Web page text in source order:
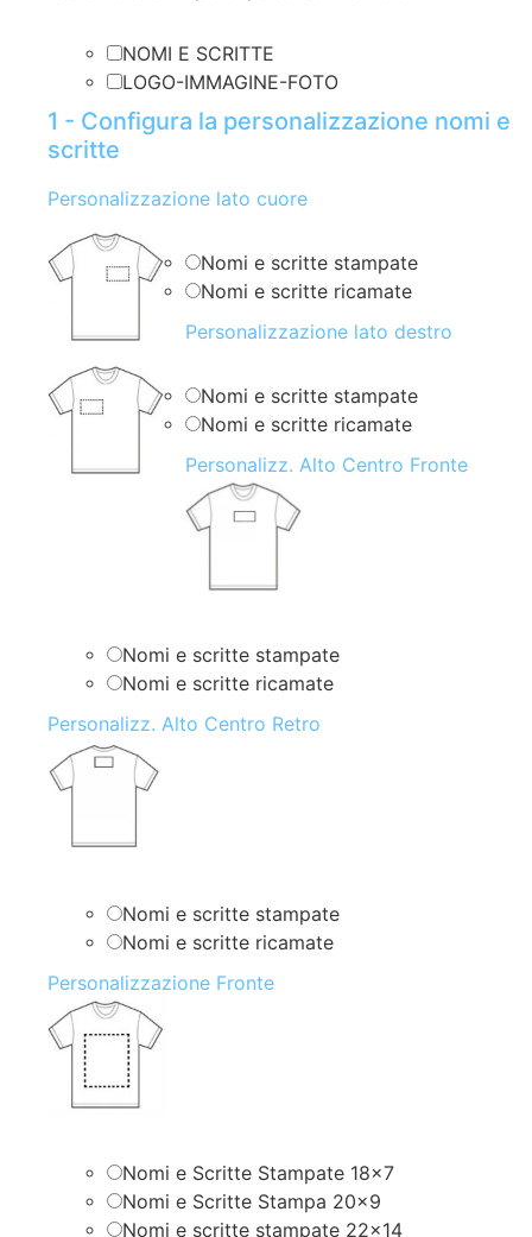
NOMI E SCRITTE
LOGO-IMMAGINE-FOTO
1 - Configura la personalizzazione nomi e
scritte
Personalizzazione lato cuore
Nomi e scritte stampate
Nomi e scritte ricamate
Personalizzazione lato destro
Nomi e scritte stampate
Nomi e scritte ricamate
Personalizz. Alto Centro Fronte
Nomi e scritte stampate
Nomi e scritte ricamate
Personalizz. Alto Centro Retro
Nomi e scritte stampate
Nomi e scritte ricamate
Personalizzazione Fronte
Nomi e Scritte Stampate 18×7
Nomi e Scritte Stampa 20×9
Nomi e scritte stampate 22×14